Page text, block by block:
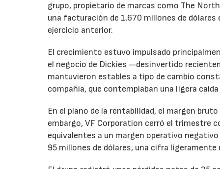
grupo, propietario de marcas como The
una facturación de 1.670 millones de
ejercicio anterior.
El crecimiento estuvo impulsado
el negocio de Dickies —desinvertido
mantuvieron estables a tipo de cambio
compañía, que contemplaban una ligera
En el plano de la rentabilidad, el margen
embargo, VF Corporation cerró el trimestre
equivalentes a un margen operativo
95 millones de dólares, una cifra